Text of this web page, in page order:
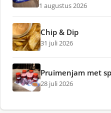
1 augustus 2026
Chip & Dip
31 juli 2026
Pruimenjam met
28 juli 2026